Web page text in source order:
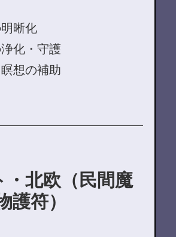
晰化
化・守護
想の補助
・北欧（民間魔
護符）